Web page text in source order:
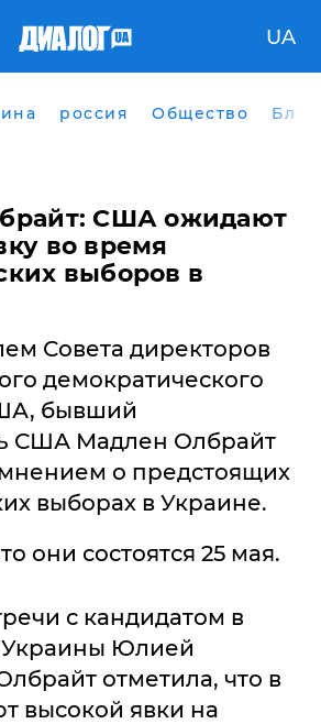
UA
россия Общество
США ожидают
во время
выборов в
Совета директоров
демократического
бывший
США Мадлен Олбрайт
о предстоящих
выборах в Украине.
они состоятся 25 мая.
с кандидатом в
Юлией
отметила, что в
высокой явки на